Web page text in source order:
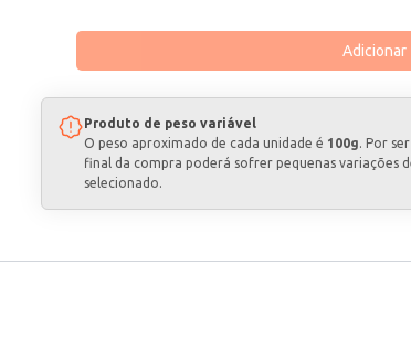
Adicionar
Produto de peso variável
O peso aproximado de cada unidade é 100g. Por
final da compra poderá sofrer pequenas variações
selecionado.